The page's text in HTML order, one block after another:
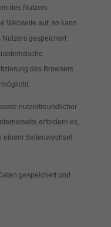
des Nutzers
Webseite auf, so kann
gespeichert
des Browsers
nutzerfreundlicher
erfordern es,
Seitenwechsel
gespeichert und